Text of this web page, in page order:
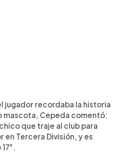
jugador recordaba la historia
mascota, Cepeda comentó:
que traje al club para
Tercera División, y es